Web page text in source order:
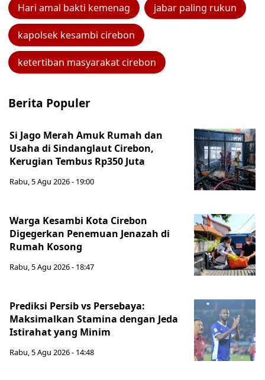
Hari amal bakti kemenag jabar paling rukun
kapolsek kesambi cirebon
ketertiban masyarakat cirebon
Berita Populer
Si Jago Merah Amuk Rumah dan
Usaha di Sindanglaut Cirebon,
Kerugian Tembus Rp350 Juta
Rabu, 5 Agu 2026 - 19:00
Warga Kesambi Kota Cirebon
Digegerkan Penemuan Jenazah di
Rumah Kosong
Rabu, 5 Agu 2026 - 18:47
Prediksi Persib vs Persebaya:
Maksimalkan Stamina dengan Jeda
Istirahat yang Minim
Rabu, 5 Agu 2026 - 14:48